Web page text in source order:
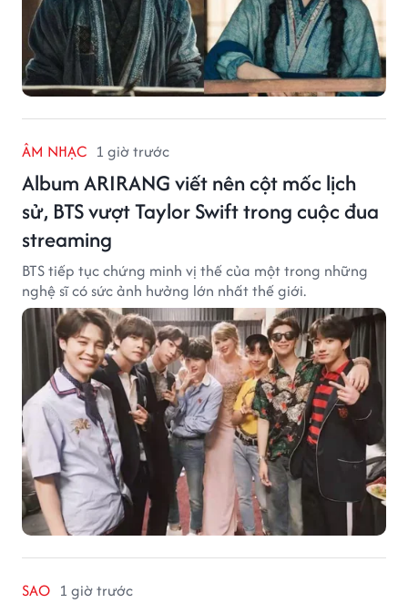
ÂM NHẠC 1 giờ trước
Album ARIRANG viết nên cột mốc lịch
sử, BTS vượt Taylor Swift trong cuộc đua
streaming
BTS tiếp tục chứng minh vị thế của một trong những
nghệ sĩ có sức ảnh hưởng lớn nhất thế giới.
SAO 1 giờ trước